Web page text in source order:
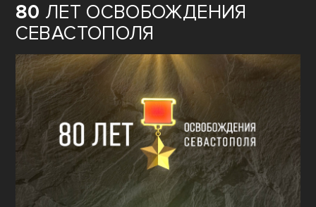
80 ЛЕТ ОСВОБОЖДЕНИЯ
СЕВАСТОПОЛЯ